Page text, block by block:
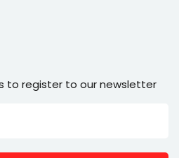
to register to our newsletter